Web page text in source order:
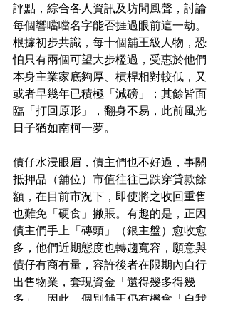
評點，綜合各人資訊及坊間風聲，討論
每個響噹噹名字能否捱過眼前這一劫。
根據初步共識，每十個舖王級人物，恐
怕只有兩個可望大步檻過，受惠於他們
本身主業家底夠厚、槓桿相對較低，又
或者早幾年已積極「減磅」；其餘皆面
臨「打回原形」，翻身不易，此前風光
日子猶如南柯一夢。
債仔水浸眼眉，債主們也不好過，事關
抵押品（舖位）市值往往已跌穿貸款餘
額，在目前市況下，即使將之收回重售
也難免「硬食」撇賬。有趣的是，正因
債主們手上「磚頭」（銀主盤）愈收愈
多，他們近期態度也轉趨寬容，願意與
債仔有商有量，容許後者在限期內自行
出售物業，套現資金「還得幾多得幾
多」。因此，個別舖王仍有機會「自我